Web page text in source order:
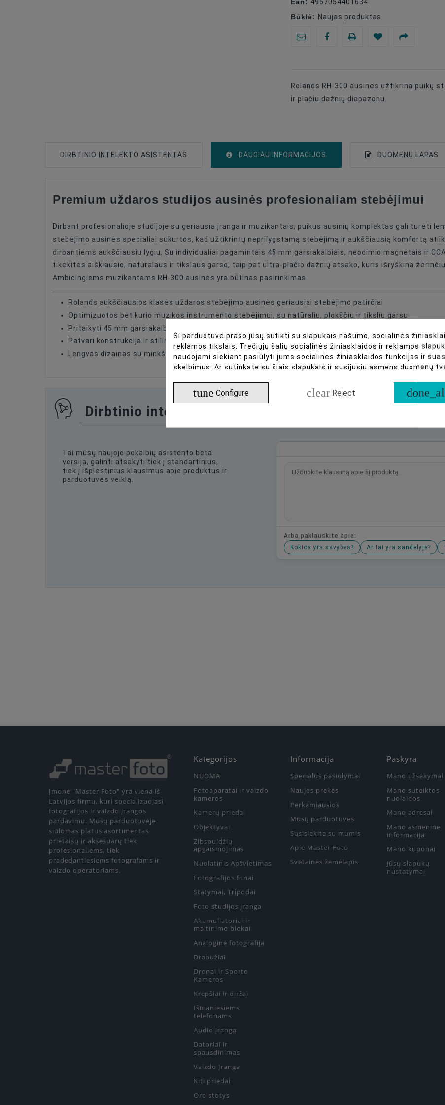
4957054401634
Būklė: Naujas produktas
Rolands RH-300 ausinės užtikrina puikų
ir plačiu dažnių diapazonu.
DIRBTINIO INTELEKTO ASISTENTAS DAUGIAU INFORMACIJOS DUOMENŲ LAPAS
Type Of Product Ausinės
Connector 3,5mm
Professional
Premium uždaros studijos ausinės profesionaliam stebėjimui
Dirbant profesionalioje studijoje su geriausia įranga ir muzikantais, puikus ausinių komplektas gali turėti
stebėjimo ausinės specialiai sukurtos, kad užtikrintų neprilygstamą stebėjimą ir aukščiausią komfortą
dirbantiems aukščiausiu lygiu. Su individualiai pagamintais 45 mm garsiakalbiais, neodimio magnetais ir
tikėkitės aiškiausio, natūralaus ir tikslaus garso, taip pat ultra-plačio dažnių atsako, kuris išryškina
Ambicingiems muzikantams RH-300 ausinės yra būtinas pasirinkimas.
Rolands aukščiausios klasės uždaros stebėjimo ausinės geriausiai stebėjimo patirčiai
Optimizuotos bet kurio muzikos instrumento stebėjimui, su natūraliu, plokščiu ir tiksliu garsu
Pritaikyti 45 mm garsiakalbiai su neodimio magnetais užtikrina ultra-plačią dažnių juostą aukštesniam
Patvari konstrukcija ir stilinga aliuminio apdaila
Lengvas dizainas su minkštais ausų pagalvėlėmis komfortui
Dirbtinio intelekto asistentas
Tai mūsų naujojo pokalbių asistento beta
versija, galinti atsakyti tiek į standartinius,
tiek į išplėstinius klausimus apie produktus ir
parduotuvės veiklą.
Arba paklauskite apie:
Kokios yra savybės?
Ar tai yra sandėlyje?
Įmonė "Master Foto" yra viena iš
Latvijos firmų, kuri specializuojasi
fotografijos ir vaizdo įrangos
pardavimu. Mūsų parduotuvėje
siūlomas platus asortimentas
prietaisų ir aksesuarų tiek
profesionaliems, tiek
pradedantiesiems fotografams ir
vaizdo operatoriams.
Kategorijos
NUOMA
Fotoaparatai ir vaizdo
kameros
Kamerų priedai
Objektyvai
Zibspuldžių
apgaismojimas
Nuolatinis Apšvietimas
Fotografijos fonai
Statymai, Tripodai
Foto studijos įranga
Akumuliatoriai ir
maitinimo blokai
Analoginė fotografija
Drabužiai
Dronai ir Sporto
Kameros
Krepšiai ir diržai
Išmaniesiems
telefonams
Audio įranga
Datoriai ir
spausdinimas
Vaizdo Įranga
Kiti priedai
Oro stotys
Informacija
Specialūs pasiūlymai
Naujos prekės
Perkamiausios
Mūsų parduotuvės
Susisiekite su mumis
Apie Master Foto
Svetainės žemėlapis
Paskyra
Mano užsakymai
Mano suteiktos
nuolaidos
Mano adresai
Mano asmeninė
informacija
Mano kuponai
Jūsų slapukų
nustatymai
Ši parduotuvė prašo jūsų sutikti su slapukais našumo, socialinės
reklamos tikslais. Trečiųjų šalių socialinės žiniasklaidos ir reklamos
naudojami siekiant pasiūlyti jums socialinės žiniasklaidos funkcijas ir
skelbimus. Ar sutinkate su šiais slapukais ir susijusiu asmens duomenų
tune Configure clear Reject